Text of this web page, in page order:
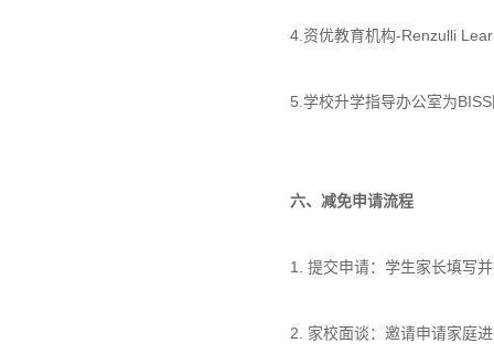
4.资优教育机构-Renzulli
5.学校升学指导办公室为
六、减免申请流程
1. 提交申请：学生家长填写
2. 家校面谈：邀请申请家庭